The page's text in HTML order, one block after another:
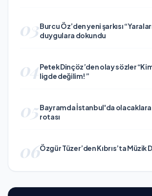
03Burcu Öz’den yeni şarkısı
duygulara dokundu
04Petek Dinçöz’den olay sözler
ligde değilim!”
05Bayramda İstanbul'da olacaklara
rotası
06Özgür Tüzer’den Kıbrıs’ta Müzik